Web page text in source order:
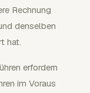
Rechnung
denselben
hat.
erfordern
im Voraus